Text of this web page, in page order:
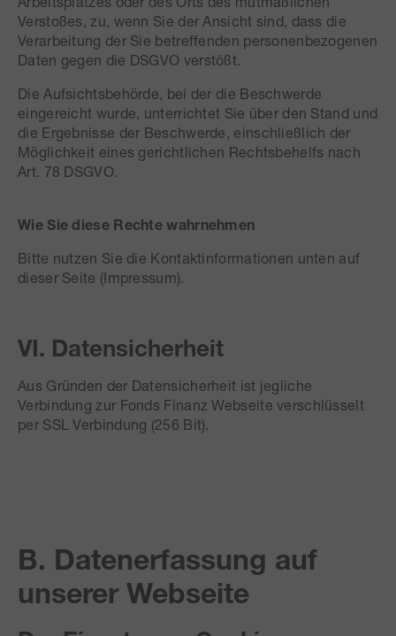
Verstoßes, zu, wenn Sie der Ansicht sind, dass die
Verarbeitung der Sie betreffenden personenbezogenen
Daten gegen die DSGVO verstößt.
Die Aufsichtsbehörde, bei der die Beschwerde
eingereicht wurde, unterrichtet Sie über den Stand und
die Ergebnisse der Beschwerde, einschließlich der
Möglichkeit eines gerichtlichen Rechtsbehelfs nach
Art. 78 DSGVO.
Wie Sie diese Rechte wahrnehmen
Bitte nutzen Sie die Kontaktinformationen unten auf
dieser Seite (Impressum).
VI. Datensicherheit
Aus Gründen der Datensicherheit ist jegliche
Verbindung zur Fonds Finanz Webseite verschlüsselt
per SSL Verbindung (256 Bit).
B. Datenerfassung auf
unserer Webseite